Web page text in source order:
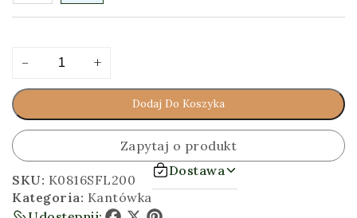
-
Kantówka
8x16x200
[cm]
Surowa,
Formatowana
+
Dodaj Do Koszyka
Alternative:
Zapytaj o produkt
SKU: K0816SFL200
Kategoria: Kantówka
Dostawa